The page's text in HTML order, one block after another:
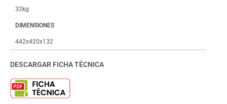
32kg
DIMENSIONES
442x420x132
DESCARGAR FICHA TÉCNICA